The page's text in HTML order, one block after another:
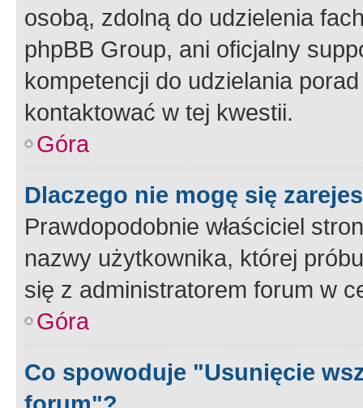
osobą, zdolną do udzielenia
phpBB Group, ani oficjalny
kompetencji do udzielania
kontaktować w tej kwestii.
Góra
Dlaczego nie mogę się
Prawdopodobnie właściciel
nazwy użytkownika, której
się z administratorem forum w
Góra
Co spowoduje "Usunięcie